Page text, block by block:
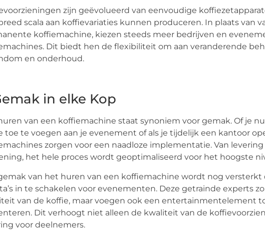
zijn geëvolueerd van eenvoudige
scala aan koffievariaties kunnen produceren. In plaats van
koffiemachine, kiezen steeds meer bedrijven en
Dit biedt hen de flexibiliteit om aan veranderende
en onderhoud.
in elke Kop
van een koffiemachine staat synoniem voor gemak. Of je
toe te voegen aan je evenement of als je tijdelijk een kantoor
zorgen voor een naadloze implementatie. Van
het hele proces wordt geoptimaliseerd voor het hoogste
van het huren van een koffiemachine wordt nog
in te schakelen voor evenementen. Deze getrainde experts
van de koffie, maar voegen ook een entertainmentelement
Dit verhoogt niet alleen de kwaliteit van de
voor deelnemers.